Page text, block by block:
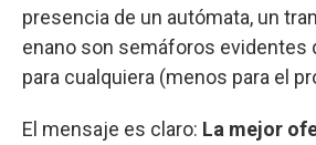
presencia de un autómata, un
enano son semáforos evidentes
para cualquiera (menos para el
El mensaje es claro: La mejor